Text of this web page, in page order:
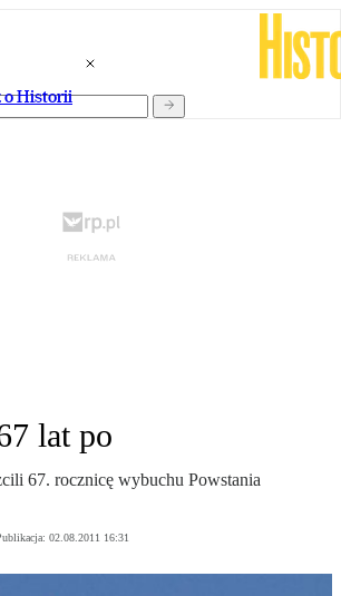
o Historii
lat po
67. rocznicę wybuchu Powstania
02.08.2011 16:31